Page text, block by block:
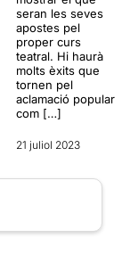
seran les seves
apostes pel
proper curs
teatral. Hi haurà
molts èxits que
tornen pel
aclamació popular
com […]
21 juliol 2023